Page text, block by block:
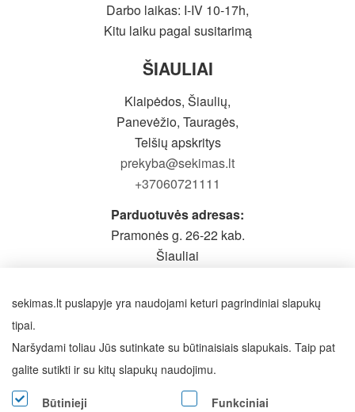
Darbo laikas: I-IV 10-17h,
Kitu laiku pagal susitarimą
ŠIAULIAI
Klaipėdos, Šiaulių,
Panevėžio, Tauragės,
Telšių apskritys
prekyba@sekimas.lt
+37060721111
Parduotuvės adresas:
Pramonės g. 26-22 kab.
Šiauliai
Darbo laikas: I-V 9-19h,
SEKITE MUS
sekimas.lt puslapyje yra naudojami keturi pagrindiniai slapukų
tipai.
Naršydami toliau Jūs sutinkate su būtinaisiais slapukais. Taip pat
galite sutikti ir su kitų slapukų naudojimu.
Būtinieji Funkciniai